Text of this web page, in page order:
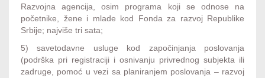
Razvojna agencija, osim programa koji se odnose na
početnike, žene i mlade kod Fonda za razvoj Republike
Srbije; najviše tri sata;
5) savetodavne usluge kod započinjanja poslovanja
(podrška pri registraciji i osnivanju privrednog subjekta ili
zadruge, pomoć u vezi sa planiranjem poslovanja – razvoj